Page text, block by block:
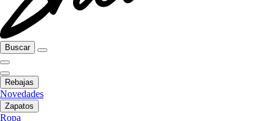
Buscar
Rebajas
Novedades
Zapatos
Ropa